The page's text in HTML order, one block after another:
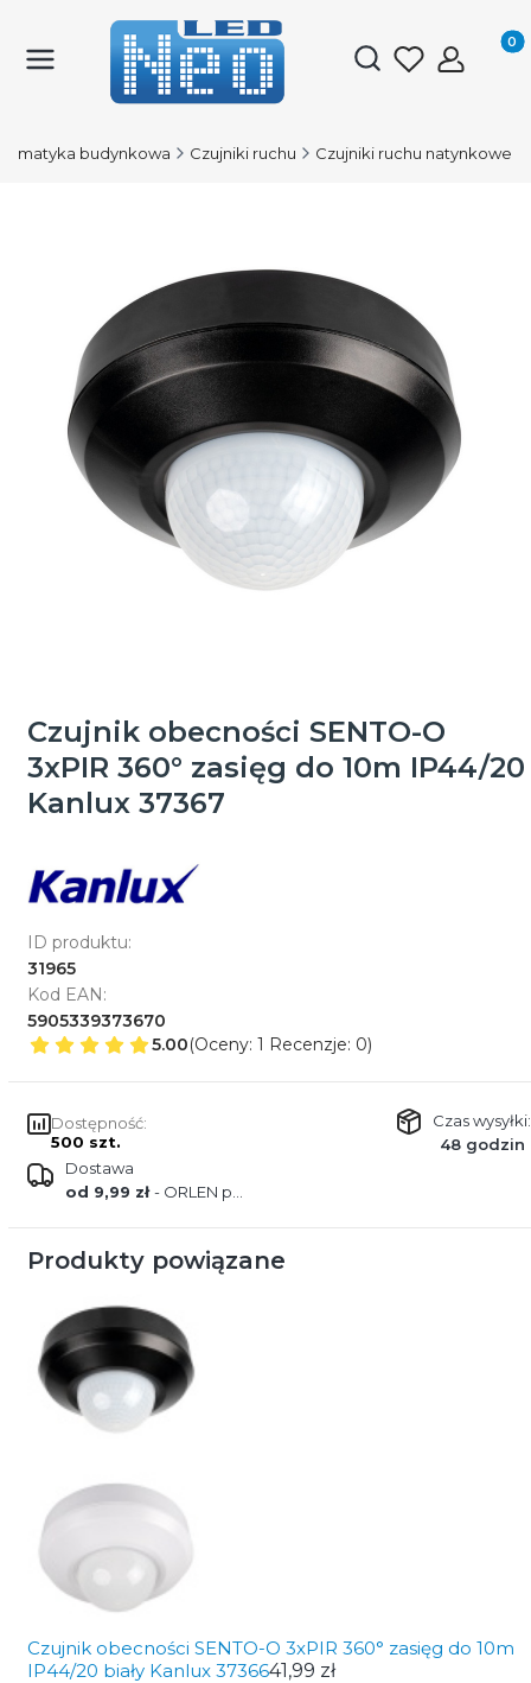
Otwórz
budynkowa Czujniki ruchu Czujniki ruchu natynkowe
Czujnik obecności SENTO-O
3xPIR 360° zasięg do 10m IP44/20
Kanlux 37367
ID produktu:
31965
Kod EAN:
5905339373670
5.00(Oceny: 1 Recenzje: 0)
Dostępność:
500 szt.
Czas wysyłki:
48 godzin
Dostawa
od 9,99 zł- ORLEN paczka
Produkty powiązane
Czujnik obecności SENTO-O 3xPIR 360° zasięg do 10m
IP44/20 biały Kanlux 3736641,99 zł